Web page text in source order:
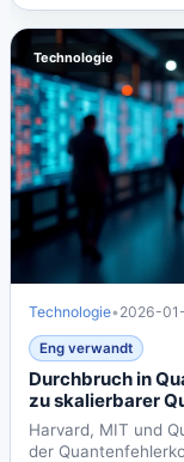
Technologie
Technologie• 2026-
Eng verwandt
Durchbruch in
zu skalierbarer
Harvard, MIT und
der